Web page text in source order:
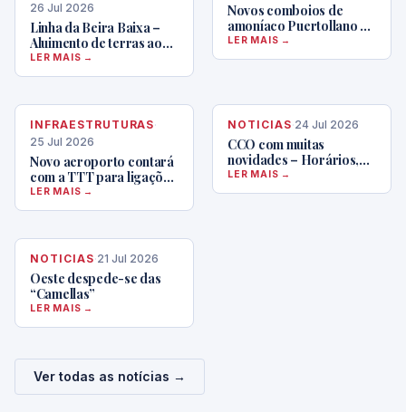
26 Jul 2026
Linha da Beira Baixa –
Aluimento de terras ao
PK 39,2 – a obra avança
LER MAIS →
Novos comboios de
amoníaco Puertollano –
Estarreja
LER MAIS →
INFRAESTRUTURAS·
25 Jul 2026
Novo aeroporto contará
com a TTT para ligações
rápidas
LER MAIS →
NOTICIAS·24 Jul 2026
CCO com muitas
novidades – Horários,
velocidades, cargas e
bastante mais
LER MAIS →
NOTICIAS·21 Jul 2026
Oeste despede-se das
“Camellas”
LER MAIS →
Ver todas as notícias →